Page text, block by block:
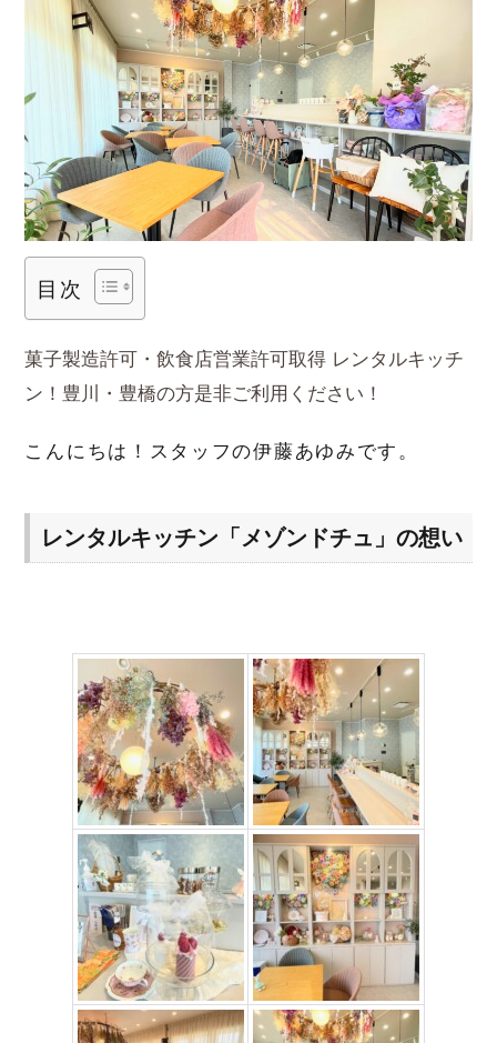
目次
菓子製造許可・飲食店営業許可取得 レンタルキッチ
ン！豊川・豊橋の方是非ご利用ください！
こんにちは！スタッフの伊藤あゆみです。
レンタルキッチン「メゾンドチュ」の想い